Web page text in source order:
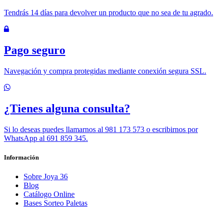
Tendrás 14 días para devolver un producto que no sea de tu agrado.
Pago seguro
Navegación y compra protegidas mediante conexión segura SSL.
¿Tienes alguna consulta?
Si lo deseas puedes llamarnos al 981 173 573 o escribirnos por
WhatsApp al 691 859 345.
Información
Sobre Joya 36
Blog
Catálogo Online
Bases Sorteo Paletas